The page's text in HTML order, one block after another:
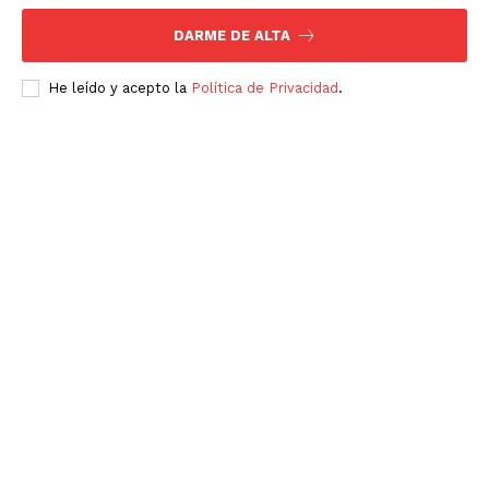
DARME DE ALTA
He leído y acepto la Política de Privacidad .